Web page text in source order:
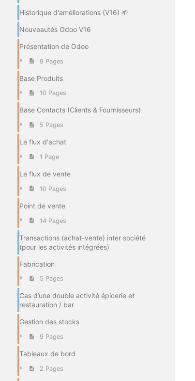
Historique d'améliorations (V16) 🌱
Nouveautés Odoo V16
Présentation de Odoo
9 Pages
Base Produits
10 Pages
Base Contacts (Clients & Fournisseurs)
5 Pages
Le flux d'achat
1 Page
Le flux de vente
10 Pages
Point de vente
14 Pages
Transactions (achat-vente) inter société
(pour les activités intégrées)
Fabrication
5 Pages
Cas d’une double activité épicerie et
restauration / bar
Gestion des stocks
9 Pages
Tableaux de bord
2 Pages